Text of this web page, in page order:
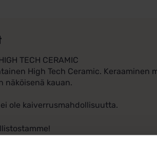
TECH CERAMIC
High Tech Ceramic. Keraaminen
näköisenä kauan.
ole kaiverrusmahdollisuutta.